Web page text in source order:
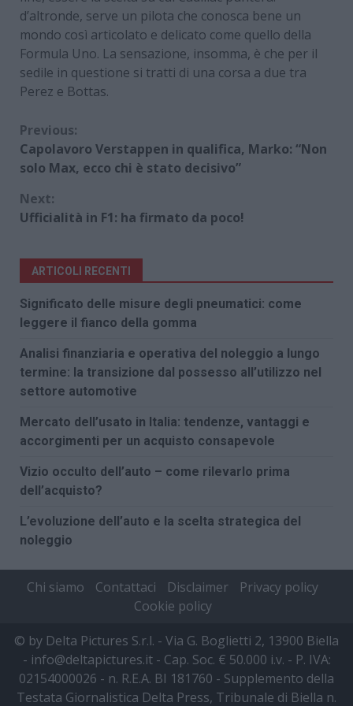
d’altronde, serve un pilota che conosca bene un
mondo così articolato e delicato come quello della
Formula Uno. La sensazione, insomma, è che per il
sedile in questione si tratti di una corsa a due tra
Perez e Bottas.
Continue
Reading
Previous:
Capolavoro Verstappen in qualifica, Marko: “Non
solo Max, ecco chi è stato decisivo”
Next:
Ufficialità in F1: ha firmato da poco!
ARTICOLI RECENTI
Significato delle misure degli pneumatici: come
leggere il fianco della gomma
Analisi finanziaria e operativa del noleggio a lungo
termine: la transizione dal possesso all’utilizzo nel
settore automotive
Mercato dell’usato in Italia: tendenze, vantaggi e
accorgimenti per un acquisto consapevole
Vizio occulto dell’auto – come rilevarlo prima
dell’acquisto?
L’evoluzione dell’auto e la scelta strategica del
noleggio
Chi siamo Contattaci Disclaimer
Privacy policy
Cookie policy
© by Delta Pictures S.r.l. - Via G. Boglietti 2, 13900 Biella
- info@deltapictures.it - Cap. Soc. € 50.000 i.v. - P. IVA:
02154000026 - n. R.E.A. BI 181760 - Supplemento della
Testata Giornalistica Delta Press, Tribunale di Biella n.